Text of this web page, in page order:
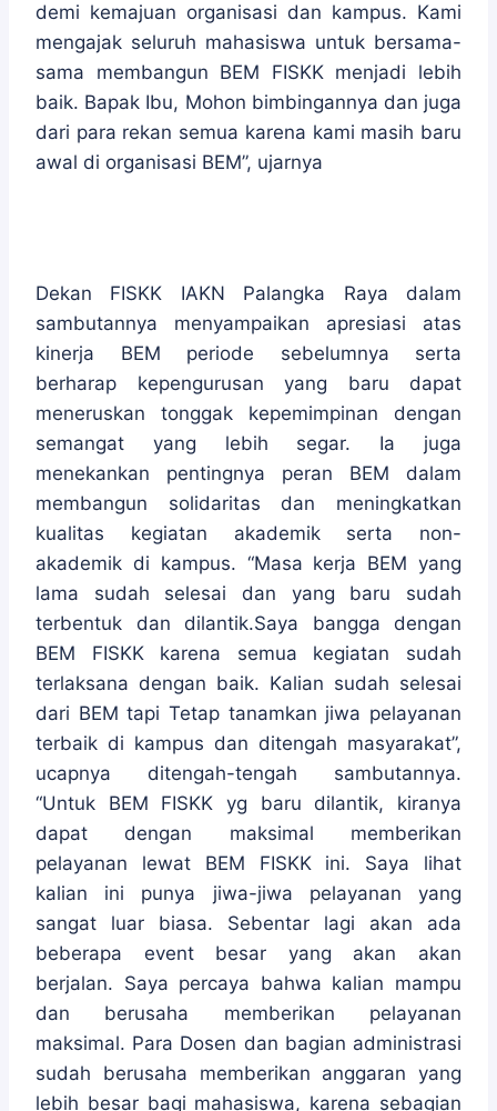
demi kemajuan organisasi dan kampus. Kami
mengajak seluruh mahasiswa untuk bersama-
sama membangun BEM FISKK menjadi lebih
baik. Bapak Ibu, Mohon bimbingannya dan juga
dari para rekan semua karena kami masih baru
awal di organisasi BEM”, ujarnya
Dekan FISKK IAKN Palangka Raya dalam
sambutannya menyampaikan apresiasi atas
kinerja BEM periode sebelumnya serta
berharap kepengurusan yang baru dapat
meneruskan tonggak kepemimpinan dengan
semangat yang lebih segar. Ia juga
menekankan pentingnya peran BEM dalam
membangun solidaritas dan meningkatkan
kualitas kegiatan akademik serta non-
akademik di kampus. “Masa kerja BEM yang
lama sudah selesai dan yang baru sudah
terbentuk dan dilantik.Saya bangga dengan
BEM FISKK karena semua kegiatan sudah
terlaksana dengan baik. Kalian sudah selesai
dari BEM tapi Tetap tanamkan jiwa pelayanan
terbaik di kampus dan ditengah masyarakat”,
ucapnya ditengah-tengah sambutannya.
“Untuk BEM FISKK yg baru dilantik, kiranya
dapat dengan maksimal memberikan
pelayanan lewat BEM FISKK ini. Saya lihat
kalian ini punya jiwa-jiwa pelayanan yang
sangat luar biasa. Sebentar lagi akan ada
beberapa event besar yang akan akan
berjalan. Saya percaya bahwa kalian mampu
dan berusaha memberikan pelayanan
maksimal. Para Dosen dan bagian administrasi
sudah berusaha memberikan anggaran yang
lebih besar bagi mahasiswa, karena sebagian